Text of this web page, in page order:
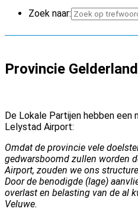
Zoek naar:
Provincie Gelderland
De Lokale Partijen hebben een
Lelystad Airport:
Omdat de provincie vele
gedwarsboomd zullen worden
Airport, zouden we ons
Door de benodigde (lage)
overlast en belasting van de al
Veluwe.